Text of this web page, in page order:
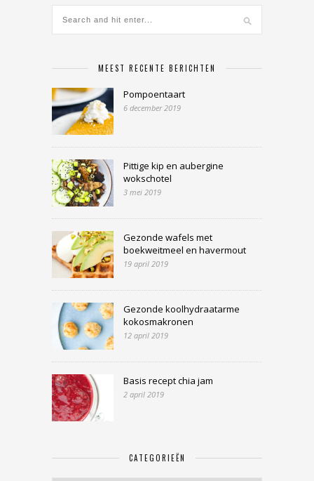
MEEST RECENTE BERICHTEN
Pompoentaart
6 december 2019
Pittige kip en aubergine
wokschotel
3 mei 2019
Gezonde wafels met
boekweitmeel en havermout
19 april 2019
Gezonde koolhydraatarme
kokosmakronen
12 april 2019
Basis recept chia jam
2 april 2019
CATEGORIEËN